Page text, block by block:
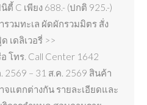
C เพียง 688.- (ปกติ 925.-)
วมทะเล ผัดผักรวมมิตร สั่ง
เดลิเวอรี่ >>
โทร. Call Center 1642
2569 – 31 ส.ค. 2569 สินค้า
แตกต่างกัน รายละเอียดและ